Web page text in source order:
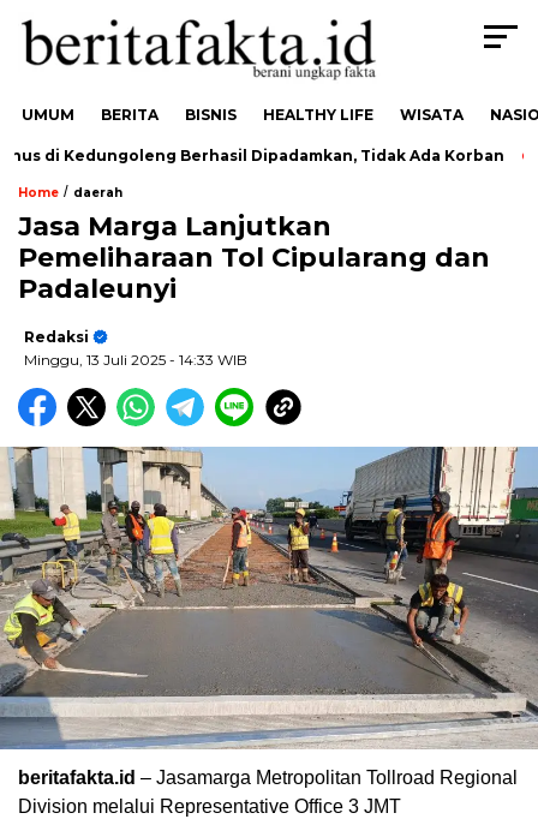
UMUM BERITA BISNIS HEALTHY LIFE WISATA
di Kedungoleng Berhasil Dipadamkan, Tidak Ada Korban
Home / daerah
Jasa Marga Lanjutkan
Pemeliharaan Tol Cipularang dan
Padaleunyi
Redaksi
Minggu, 13 Juli 2025 - 14:33 WIB
beritafakta.id – Jasamarga Metropolitan Tollroad Regional
Division melalui Representative Office 3 JMT